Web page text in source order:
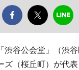
渋谷公会堂」（渋
ズ（桜丘町）が代